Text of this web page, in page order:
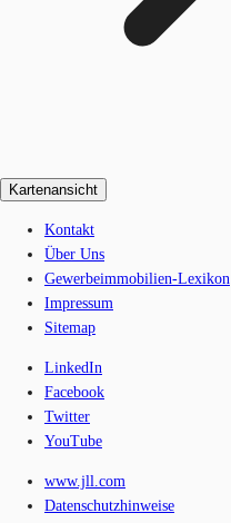
Kartenansicht
Kontakt
Über Uns
Gewerbeimmobilien-Lexikon
Impressum
Sitemap
LinkedIn
Facebook
Twitter
YouTube
www.jll.com
Datenschutzhinweise